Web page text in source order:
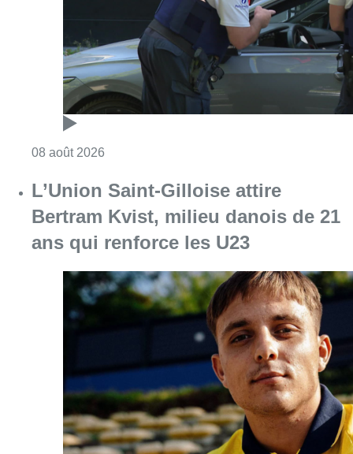
08 août 2026
L’Union Saint-Gilloise attire
Bertram Kvist, milieu danois de 21
ans qui renforce les U23